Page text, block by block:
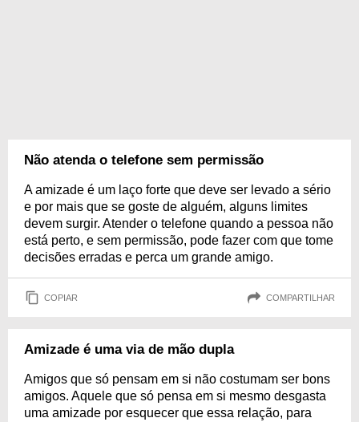
Não atenda o telefone sem permissão
A amizade é um laço forte que deve ser levado a sério
e por mais que se goste de alguém, alguns limites
devem surgir. Atender o telefone quando a pessoa não
está perto, e sem permissão, pode fazer com que tome
decisões erradas e perca um grande amigo.
COPIAR COMPARTILHAR
Amizade é uma via de mão dupla
Amigos que só pensam em si não costumam ser bons
amigos. Aquele que só pensa em si mesmo desgasta
uma amizade por esquecer que essa relação, para